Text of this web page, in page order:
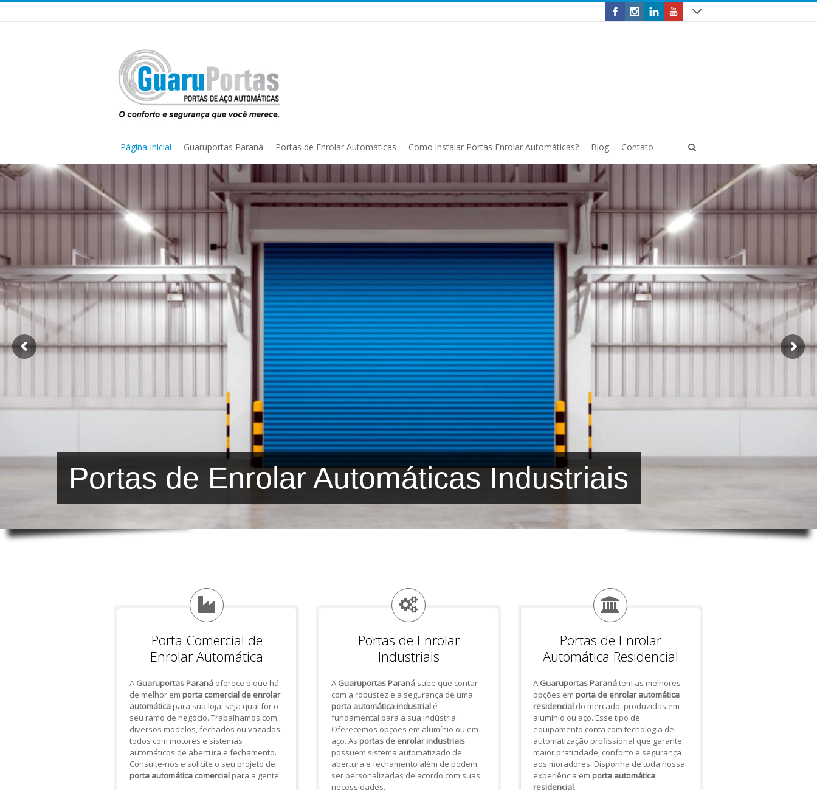
Página Inicial Guaruportas Paraná Portas de Enrolar Automáticas Como instalar Portas Enrolar Automáticas? Blog Contato
Portas de Enrolar Automáticas Industriais
Porta Comercial de
Enrolar Automática
A Guaruportas Paranáoferece o que há
de melhor em porta comercial de enrolar
automáticapara sua loja, seja qual for o
seu ramo de negócio. Trabalhamos com
diversos modelos, fechados ou vazados,
todos com motores e sistemas
automáticos de abertura e fechamento.
Consulte-nos e solicite o seu projeto de
porta automática comercialpara a gente.
Portas de Enrolar
Industriais
A Guaruportas Paranásabe que contar
com a robustez e a segurança de uma
porta automática industrialé
fundamental para a sua indústria.
Oferecemos opções em alumínio ou em
aço. As portas de enrolar industriais
possuem sistema automatizado de
abertura e fechamento além de podem
ser personalizadas de acordo com suas
necessidades.
Portas de Enrolar
Automática Residencial
A Guaruportas Paranátem as melhores
opções em porta de enrolar automática
residencialdo mercado, produzidas em
alumínio ou aço. Esse tipo de
equipamento conta com tecnologia de
automatização profissional que garante
maior praticidade, conforto e segurança
aos moradores. Disponha de toda nossa
experiência em porta automática
residencial.